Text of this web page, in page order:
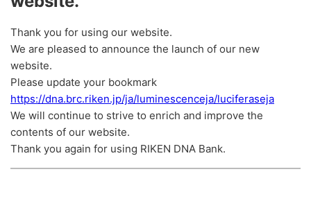
Thank you for using our website.
We are pleased to announce the launch of our new
website.
Please update your bookmark
https://dna.brc.riken.jp/ja/luminescenceja/luciferaseja
We will continue to strive to enrich and improve the
contents of our website.
Thank you again for using RIKEN DNA Bank.